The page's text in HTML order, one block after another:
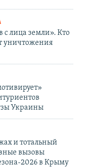
с лица земли». Кто
уничтожения
Украины
и тотальный
вызовы
2026 в Крыму